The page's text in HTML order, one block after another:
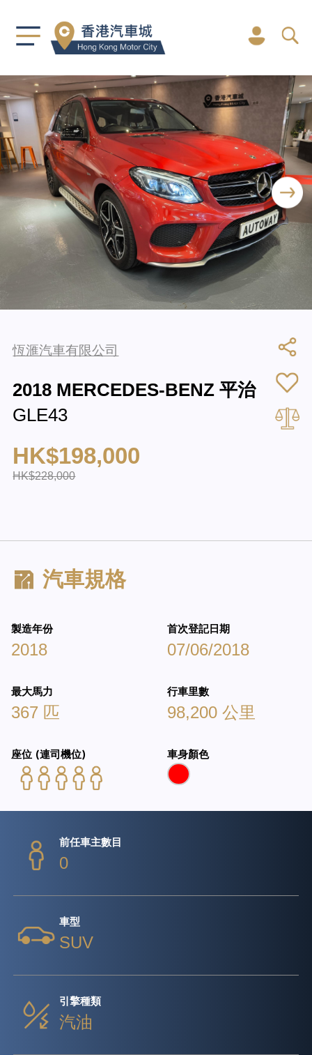
恆滙汽車有限公司
2018 MERCEDES-BENZ 平治
GLE43
HK$198,000
HK$228,000
汽車規格
製造年份
2018
首次登記日期
07/06/2018
最大馬力
367 匹
行車里數
98,200 公里
座位 (連司機位) 車身顏色
前任車主數目
0
車型
SUV
引擎種類
汽油